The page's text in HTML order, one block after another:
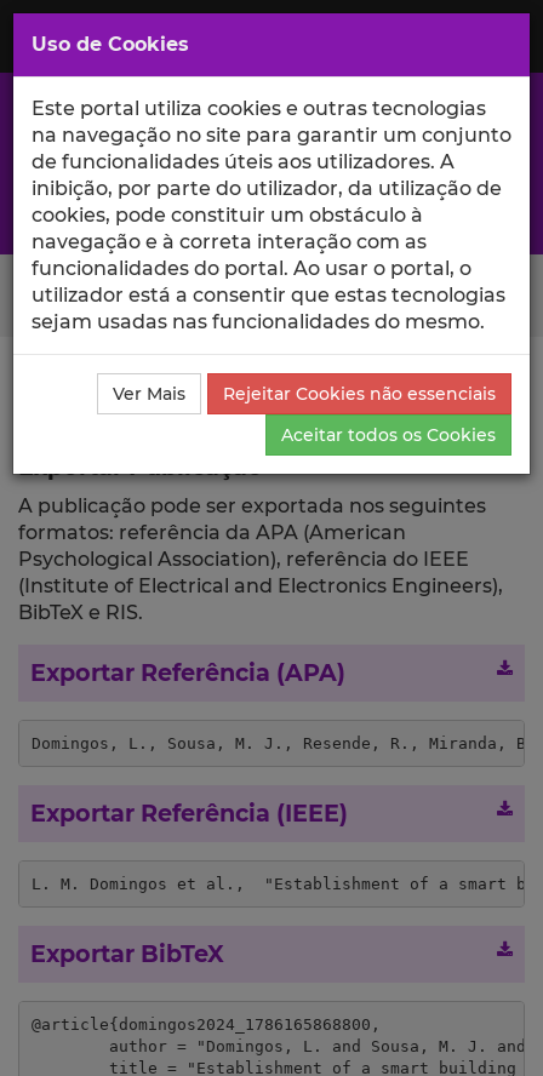
Saltar
para
Conteúdo
Principal
A excelência da investigação e ciência no Iscte
Search Button
Ciência_Iscte Publicações
Descrição Detalhada da
Publicação
Exportar
A publicação pode ser exportada nos seguintes
formatos: referência da APA (American
Psychological Association), referência do IEEE
(Institute of Electrical and Electronics Engineers),
BibTeX e RIS.
Exportar Referência (APA)
Domingos, L., Sousa, M. J., Resende, R., Miranda,
Exportar Referência (IEEE)
L. M. Domingos et al.,  "Establishment of a smart
Exportar BibTeX
@article{domingos2024_1786165868800,
Uso de Cookies
Este portal utiliza cookies e outras tecnologias
na navegação no site para garantir um conjunto
de funcionalidades úteis aos utilizadores. A
inibição, por parte do utilizador, da utilização de
cookies, pode constituir um obstáculo à
navegação e à correta interação com as
funcionalidades do portal. Ao usar o portal, o
utilizador está a consentir que estas tecnologias
sejam usadas nas funcionalidades do mesmo.
Ver Mais
Rejeitar Cookies não essenciais
Aceitar todos os Cookies